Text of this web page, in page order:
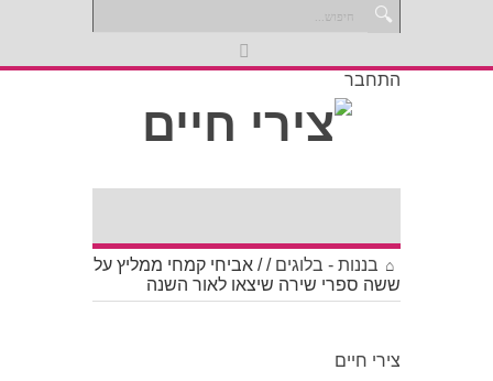
התחבר
בננות - בלוגים /
/ אביחי קמחי ממליץ על
ששה ספרי שירה שיצאו לאור השנה
צירי חיים